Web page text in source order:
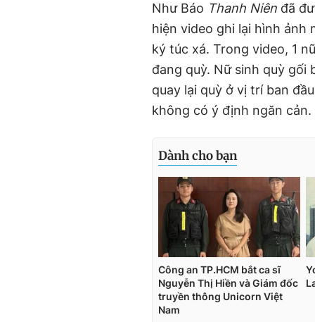
r
r
e
n
t
m
e
r
a
t
i
Như Báo Thanh Niên đã
hiện video ghi lại hình ảnh
ký túc xá. Trong video, 1
đang quỳ. Nữ sinh quỳ gối
quay lại quỳ ở vị trí ban
không có ý định ngăn cản.